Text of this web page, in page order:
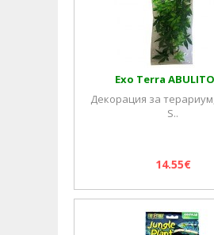
Exo Terra
Декорация за
S..
14.55€